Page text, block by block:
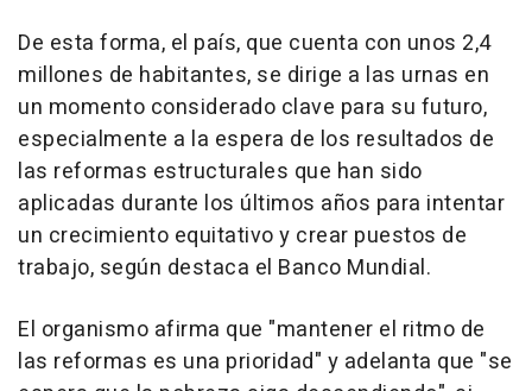
De esta forma, el país, que cuenta con unos 2,4
millones de habitantes, se dirige a las urnas en
un momento considerado clave para su futuro,
especialmente a la espera de los resultados de
las reformas estructurales que han sido
aplicadas durante los últimos años para intentar
un crecimiento equitativo y crear puestos de
trabajo, según destaca el Banco Mundial.
El organismo afirma que "mantener el ritmo de
las reformas es una prioridad" y adelanta que "se